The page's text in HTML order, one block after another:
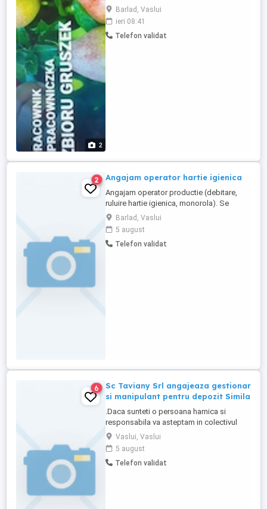
2
plecare Va rugam.nu deranjați inutil sau
informativ În atenția candidatilor mai sunt
doar 2 locuri libere Se oferă transport
doar p3.baza Rezervarile si ocupare
Barlad, Vaslui
ieri 08:41
Telefon validat
2 Angajam operator hartie igienica
Angajam operator productie (debitare,
ruluire hartie igienica, monorola). Se
asigura instruire pentru candidatii seriosi
dispusi sa invete lucruri noi. Constituie
avantaj pentru cei obisnuiti in flux de
productie. Post pretabil pentru sex
Barlad, Vaslui
5 august
Telefon validat
6
Sc Taviany Srl angajeaza gestionar
si manipulant pentru depozit Simila
.Daca sunteti o persoana harnica si
responsabila va asteptam in colectivul
societatii noastre.Pentru detalii sunati la
numarul afisat sau trimiteti Cv la adresa de
email.
Vaslui, Vaslui
5 august
Telefon validat